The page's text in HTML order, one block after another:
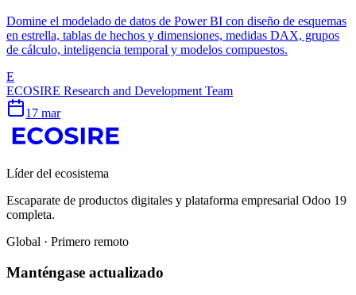
Domine el modelado de datos de Power BI con diseño de esquemas
en estrella, tablas de hechos y dimensiones, medidas DAX, grupos
de cálculo, inteligencia temporal y modelos compuestos.
E
ECOSIRE Research and Development Team
17 mar
Líder del ecosistema
Escaparate de productos digitales y plataforma empresarial Odoo 19
completa.
Global · Primero remoto
Manténgase actualizado